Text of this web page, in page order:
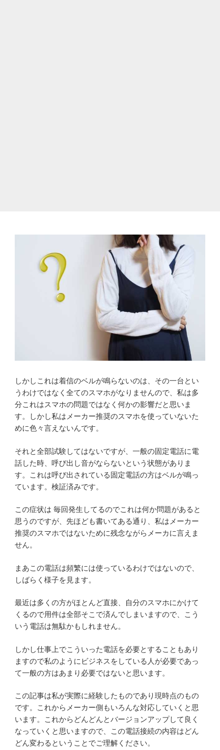
しかしこれは着信のベルが鳴らないのは、その一台とい
うわけではなく全てのスマホがなりませんので、私は多
分これはスマホの問題ではなく何かの影響だと思いま
す。しかし私はメーカー推奨のスマホを使っていないた
めに色々言えないんです。
それと全部試験してはないですが、一般の固定電話に電
話した時、呼び出し音がならないという状態がありま
す。これは呼び出されている固定電話の方はベルが鳴っ
ています。検証済みです。
この症状は 毎回発生してるのでこれは何か問題があると
思うのですが、先ほども書いてある通り、私はメーカー
推奨のスマホではないために残念ながらメーカに言えま
せん。
まあこの電話は頻繁には使っているわけではないので、
しばらく様子を見ます。
最近は多くの方がほとんど直接、自分のスマホにかけて
くるので用件は全部そこで済んでしまいますので、こう
いう電話は無駄かもしれません。
しかし仕事上でこういった電話を必要とすることもあり
ますので私のようにビジネスをしている人が必要であっ
て一般の方はあまり必要ではないと思います。
この記事は私が実際に経験したものであり現時点のもの
です。これからメーカー側もいろんな対応していくと思
います。これからどんどんとバージョンアップして良く
なっていくと思いますので、この電話接続の内容はどん
どん変わるということでご理解ください。